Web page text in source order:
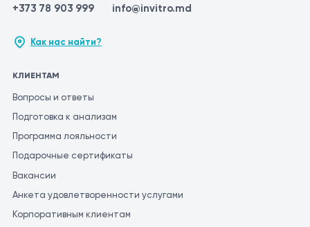
+373 78 903 999 info@invitro.md
Как нас найти?
КЛИЕНТАМ
Вопросы и ответы
Подготовка к анализам
Программа лояльности
Подарочные сертификаты
Вакансии
Анкета удовлетворенности услугами
Корпоративным клиентам